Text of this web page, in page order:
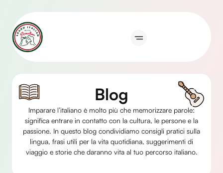
contenuto
Blog
Imparare l’italiano è molto più che memorizzare parole:
significa entrare in contatto con la cultura, le persone e la
passione. In questo blog condividiamo consigli pratici sulla
lingua, frasi utili per la vita quotidiana, suggerimenti di
viaggio e storie che daranno vita al tuo percorso italiano.